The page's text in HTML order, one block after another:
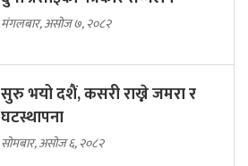
मंगलबार, असोज ७, २०८२
सुरु भयो दशैं, कसरी राख्ने जमरा र
घटस्थापना
सोमबार, असोज ६, २०८२